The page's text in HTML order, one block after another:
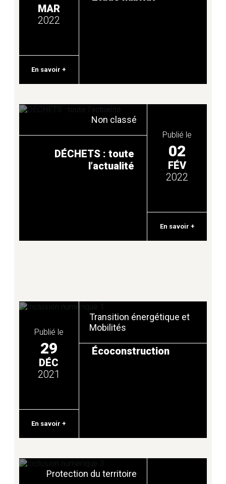
VIE CITOYENNE
VIE SOCIALE
MAR
2022
En savoir +
Publié le
02
FÉV
2022
En savoir +
Non classé
DÉCHETS : toute
l’actualité
Publié le
29
DÉC
2021
En savoir +
Transition énergétique et
Mobilités
Écoconstruction
Protection du territoire